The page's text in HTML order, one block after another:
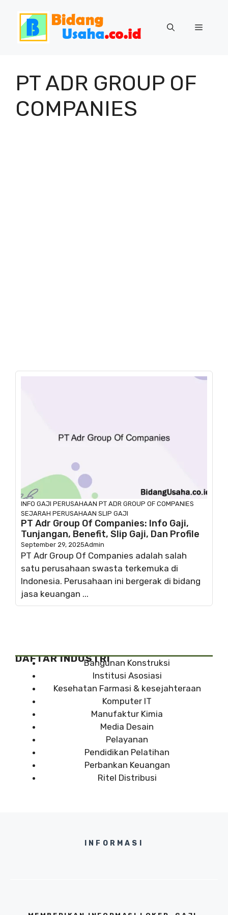
Menu
PT ADR GROUP OF
COMPANIES
INFO GAJI PERUSAHAAN PT ADR GROUP OF COMPANIES
SEJARAH PERUSAHAAN SLIP GAJI
PT Adr Group Of Companies: Info Gaji,
Tunjangan, Benefit, Slip Gaji, Dan Profile
September 29, 2025Admin
PT Adr Group Of Companies adalah salah
satu perusahaan swasta terkemuka di
Indonesia. Perusahaan ini bergerak di bidang
jasa keuangan ...
DAFTAR INDUSTRIBangunan Konstruksi
Institusi Asosiasi
Kesehatan Farmasi & kesejahteraan
Komputer IT
Manufaktur Kimia
Media Desain
Pelayanan
Pendidikan Pelatihan
Perbankan Keuangan
Ritel Distribusi
INFORMASI